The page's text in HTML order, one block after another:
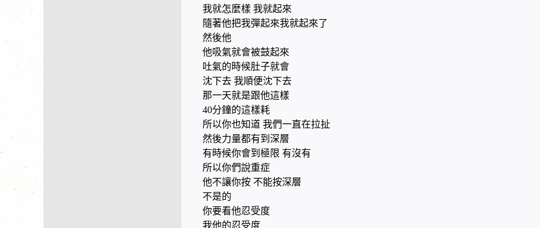
我就怎麼樣 我就起來
隨著他把我彈起來我就起來了
然後他
他吸氣就會被鼓起來
吐氣的時候肚子就會
沈下去 我順便沈下去
那一天就是跟他這樣
40分鐘的這樣耗
所以你也知道 我們一直在拉扯
然後力量都有到深層
有時候你會到極限 有沒有
所以你們說重症
他不讓你按 不能按深層
不是的
你要看他忍受度
我他的忍受度